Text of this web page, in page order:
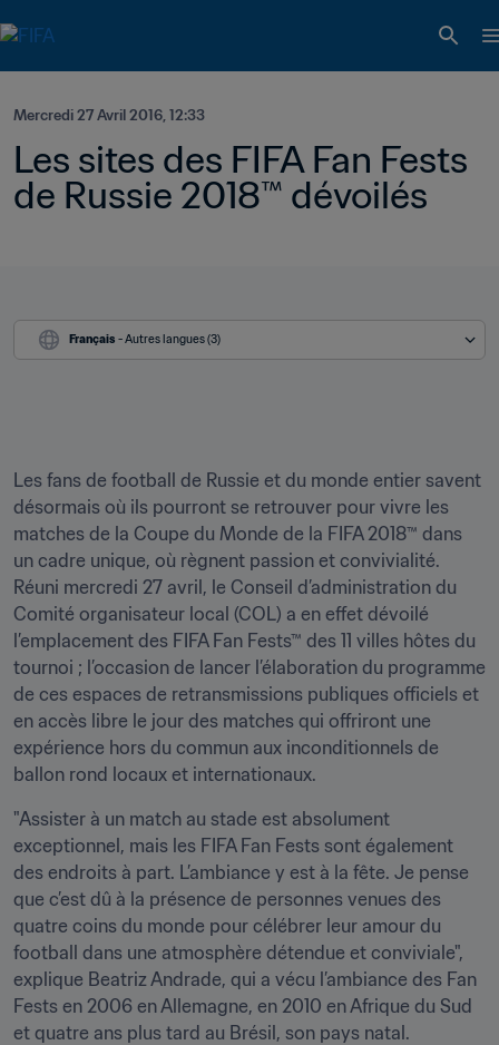
Mercredi 27 Avril 2016, 12:33
Les sites des FIFA Fan Fests
de Russie 2018™ dévoilés
Français - Autres langues (3)
Les fans de football de Russie et du monde entier savent
désormais où ils pourront se retrouver pour vivre les
matches de la Coupe du Monde de la FIFA 2018™ dans
un cadre unique, où règnent passion et convivialité.
Réuni mercredi 27 avril, le Conseil d’administration du
Comité organisateur local (COL) a en effet dévoilé
l’emplacement des FIFA Fan Fests™ des 11 villes hôtes du
tournoi ; l’occasion de lancer l’élaboration du programme
de ces espaces de retransmissions publiques officiels et
en accès libre le jour des matches qui offriront une
expérience hors du commun aux inconditionnels de
ballon rond locaux et internationaux.
"Assister à un match au stade est absolument
exceptionnel, mais les FIFA Fan Fests sont également
des endroits à part. L’ambiance y est à la fête. Je pense
que c’est dû à la présence de personnes venues des
quatre coins du monde pour célébrer leur amour du
football dans une atmosphère détendue et conviviale",
explique Beatriz Andrade, qui a vécu l’ambiance des Fan
Fests en 2006 en Allemagne, en 2010 en Afrique du Sud
et quatre ans plus tard au Brésil, son pays natal.